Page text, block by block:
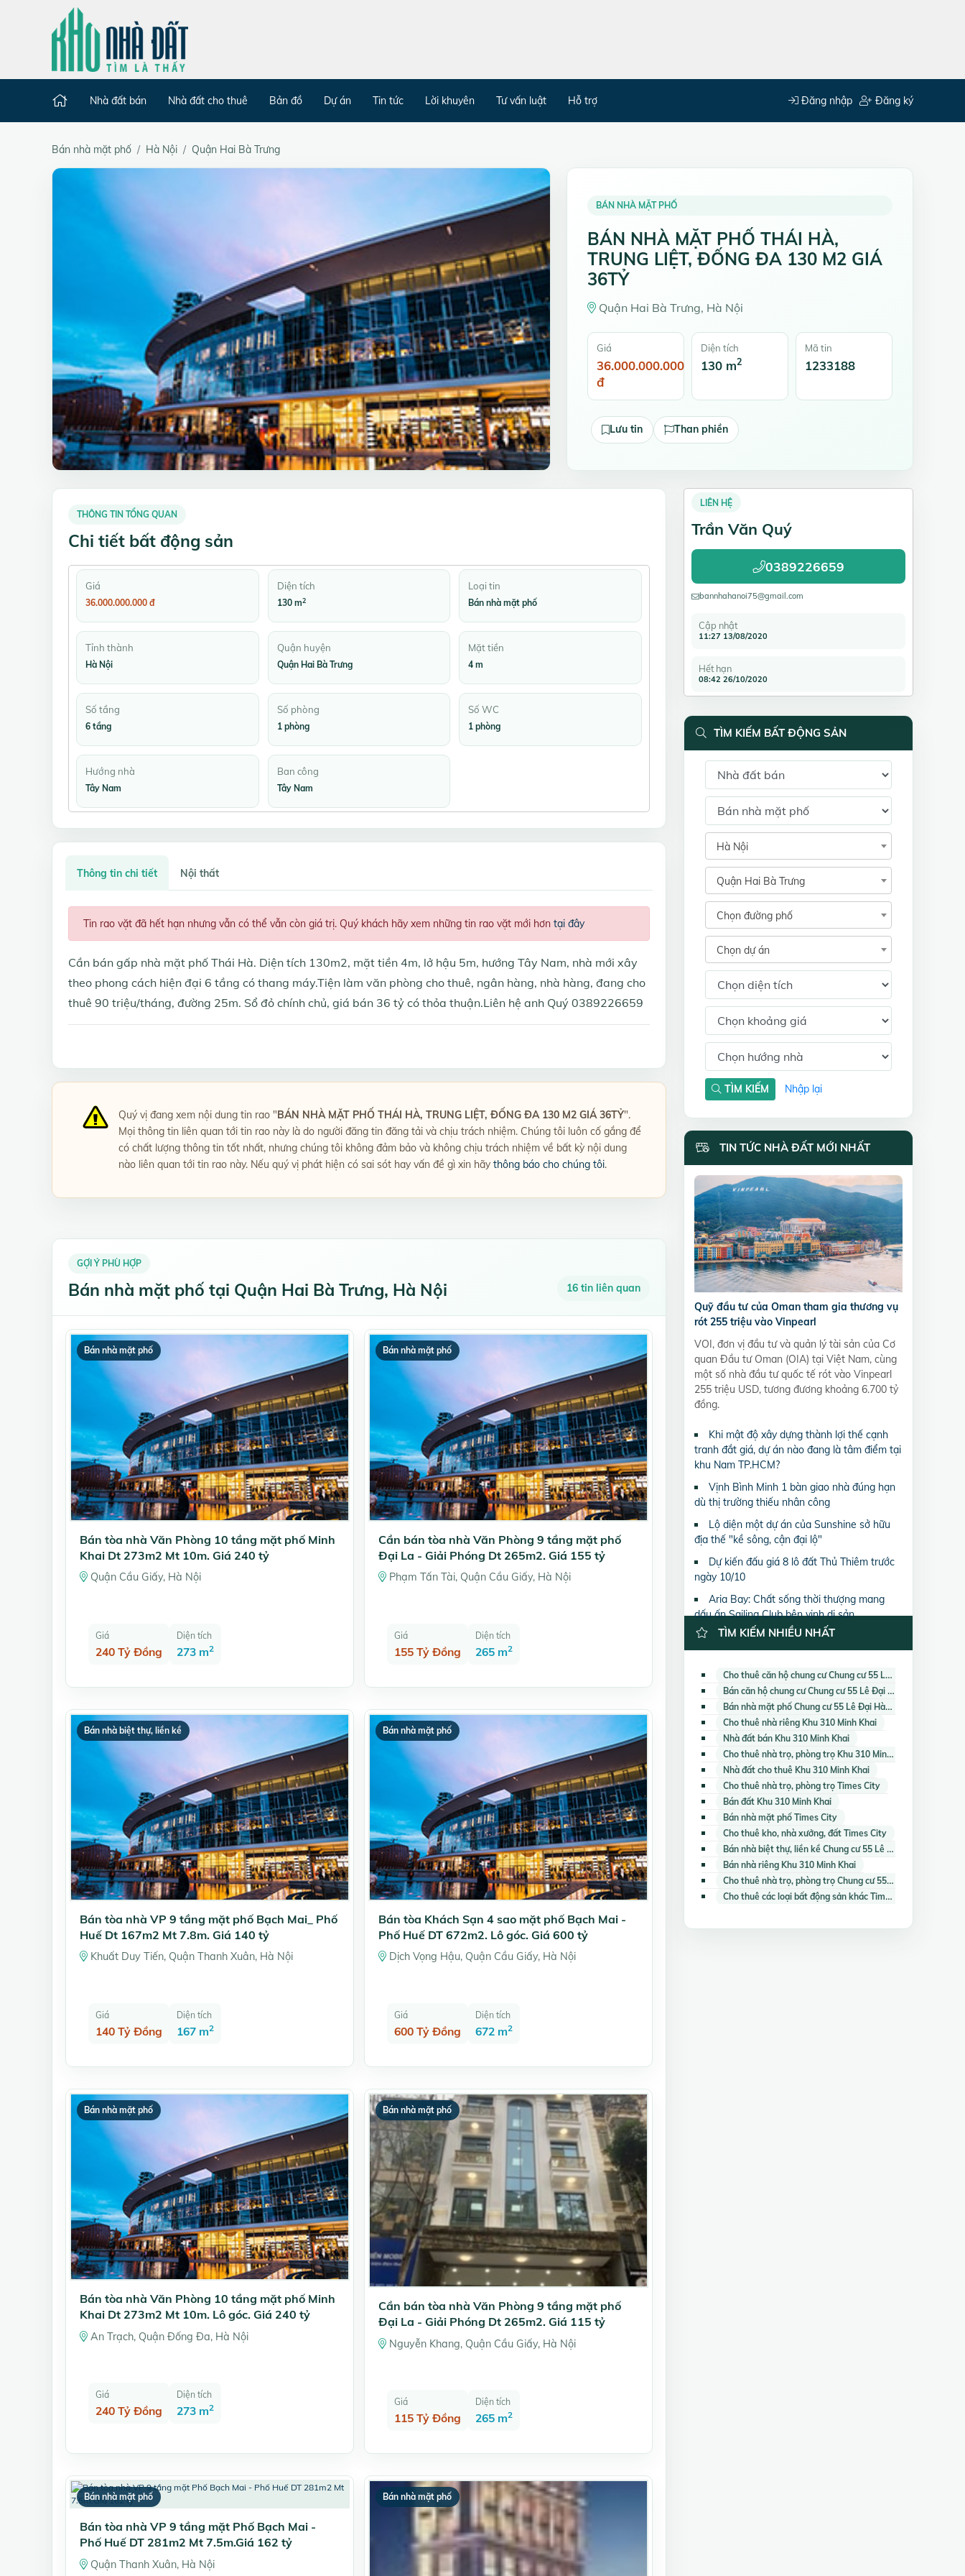
Nhà đất bán Nhà đất cho thuê Bản đồ Dự án Tin tức Lời khuyên Tư vấn luật Hỗ trợ Đăng nhập Đăng ký
Bán nhà mặt phố Hà Nội Quận Hai Bà Trưng
BÁN NHÀ MẶT PHỐ
BÁN NHÀ MẶT PHỐ THÁI HÀ,
TRUNG LIỆT, ĐỐNG ĐA 130 M2 GIÁ
36TỶ
Quận Hai Bà Trưng, Hà Nội
Giá
36.000.000.000
đ
Diện tích
130 m2
Mã tin
1233188
Lưu tin Than phiền
THÔNG TIN TỔNG QUAN
Chi tiết bất động sản
Giá
36.000.000.000 đ
Diện tích
130 m2
Loại tin
Bán nhà mặt phố
Tỉnh thành
Hà Nội
Quận huyện
Quận Hai Bà Trưng
Mặt tiền
4 m
Số tầng
6 tầng
Số phòng
1 phòng
Số WC
1 phòng
Hướng nhà
Tây Nam
Ban công
Tây Nam
Thông tin chi tiết Nội thất
Tin rao vặt đã hết hạn nhưng vẫn có thể vẫn còn giá trị. Quý khách hãy xem những tin rao vặt mới hơn tại đây
Cần bán gấp nhà mặt phố Thái Hà. Diện tích 130m2, mặt tiền 4m, lở hậu 5m, hướng Tây Nam, nhà mới xây
theo phong cách hiện đại 6 tầng có thang máy.Tiện làm văn phòng cho thuê, ngân hàng, nhà hàng, đang cho
thuê 90 triệu/tháng, đường 25m. Sổ đỏ chính chủ, giá bán 36 tỷ có thỏa thuận.Liên hệ anh Quý 0389226659
Quý vị đang xem nội dung tin rao "BÁN NHÀ MẶT PHỐ THÁI HÀ, TRUNG LIỆT, ĐỐNG ĐA 130 M2 GIÁ 36TỶ".
Mọi thông tin liên quan tới tin rao này là do người đăng tin đăng tải và chịu trách nhiệm. Chúng tôi luôn cố gắng để
có chất lượng thông tin tốt nhất, nhưng chúng tôi không đảm bảo và không chịu trách nhiệm về bất kỳ nội dung
nào liên quan tới tin rao này. Nếu quý vị phát hiện có sai sót hay vấn đề gì xin hãy thông báo cho chúng tôi.
GỢI Ý PHÙ HỢP
Bán nhà mặt phố tại Quận Hai Bà Trưng, Hà Nội 16 tin liên quan
Bán nhà mặt phố
Bán tòa nhà Văn Phòng 10 tầng mặt phố Minh
Khai Dt 273m2 Mt 10m. Giá 240 tỷ
Quận Cầu Giấy, Hà Nội
Giá
240 Tỷ Đồng
Diện tích
273 m2
Bán nhà mặt phố
Cần bán tòa nhà Văn Phòng 9 tầng mặt phố
Đại La - Giải Phóng Dt 265m2. Giá 155 tỷ
Phạm Tấn Tài, Quận Cầu Giấy, Hà Nội
Giá
155 Tỷ Đồng
Diện tích
265 m2
Bán nhà biệt thự, liền kề
Bán tòa nhà VP 9 tầng mặt phố Bạch Mai_ Phố
Huế Dt 167m2 Mt 7.8m. Giá 140 tỷ
Khuất Duy Tiến, Quận Thanh Xuân, Hà Nội
Giá
140 Tỷ Đồng
Diện tích
167 m2
Bán nhà mặt phố
Bán tòa Khách Sạn 4 sao mặt phố Bạch Mai -
Phố Huế DT 672m2. Lô góc. Giá 600 tỷ
Dịch Vọng Hậu, Quận Cầu Giấy, Hà Nội
Giá
600 Tỷ Đồng
Diện tích
672 m2
Bán nhà mặt phố
Bán tòa nhà Văn Phòng 10 tầng mặt phố Minh
Khai Dt 273m2 Mt 10m. Lô góc. Giá 240 tỷ
An Trạch, Quận Đống Đa, Hà Nội
Giá
240 Tỷ Đồng
Diện tích
273 m2
Bán nhà mặt phố
Cần bán tòa nhà Văn Phòng 9 tầng mặt phố
Đại La - Giải Phóng Dt 265m2. Giá 115 tỷ
Nguyễn Khang, Quận Cầu Giấy, Hà Nội
Giá
115 Tỷ Đồng
Diện tích
265 m2
Bán nhà mặt phố
Bán tòa nhà VP 9 tầng mặt Phố Bạch Mai -
Phố Huế DT 281m2 Mt 7.5m.Giá 162 tỷ
Quận Thanh Xuân, Hà Nội
Bán nhà mặt phố
LIÊN HỆ
Trần Văn Quý
0389226659
bannhahanoi75@gmail.com
Cập nhật
11:27 13/08/2020
Hết hạn
08:42 26/10/2020
TÌM KIẾM BẤT ĐỘNG SẢN
Hà Nội
Quận Hai Bà Trưng
Chọn đường phố
Chọn dự án
TÌM KIẾM Nhập lại
TIN TỨC NHÀ ĐẤT MỚI NHẤT
Quỹ đầu tư của Oman tham gia thương vụ
rót 255 triệu vào Vinpearl
VOI, đơn vị đầu tư và quản lý tài sản của Cơ
quan Đầu tư Oman (OIA) tại Việt Nam, cùng
một số nhà đầu tư quốc tế rót vào Vinpearl
255 triệu USD, tương đương khoảng 6.700 tỷ
đồng.
Khi mật độ xây dựng thành lợi thế cạnh
tranh đắt giá, dự án nào đang là tâm điểm tại
khu Nam TP.HCM?
Vịnh Bình Minh 1 bàn giao nhà đúng hạn
dù thị trường thiếu nhân công
Lộ diện một dự án của Sunshine sở hữu
địa thế "kề sông, cận đại lộ"
Dự kiến đấu giá 8 lô đất Thủ Thiêm trước
ngày 10/10
Aria Bay: Chất sống thời thượng mang
dấu ấn Sailing Club bên vịnh di sản
TÌM KIẾM NHIỀU NHẤT
Cho thuê căn hộ chung cư Chung cư 55 Lê Đại Hành
Bán căn hộ chung cư Chung cư 55 Lê Đại Hành
Bán nhà mặt phố Chung cư 55 Lê Đại Hành
Cho thuê nhà riêng Khu 310 Minh Khai
Nhà đất bán Khu 310 Minh Khai
Cho thuê nhà trọ, phòng trọ Khu 310 Minh Khai
Nhà đất cho thuê Khu 310 Minh Khai
Cho thuê nhà trọ, phòng trọ Times City
Bán đất Khu 310 Minh Khai
Bán nhà mặt phố Times City
Cho thuê kho, nhà xưởng, đất Times City
Bán nhà biệt thự, liền kề Chung cư 55 Lê Đại Hành
Bán nhà riêng Khu 310 Minh Khai
Cho thuê nhà trọ, phòng trọ Chung cư 55 Lê Đại Hành
Cho thuê các loại bất động sản khác Times City